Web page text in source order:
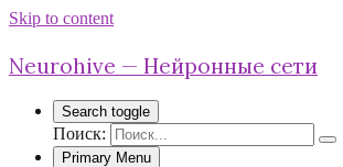
Skip to content
Neurohive — Нейронные сети
Search toggle
Поиск:
Primary Menu